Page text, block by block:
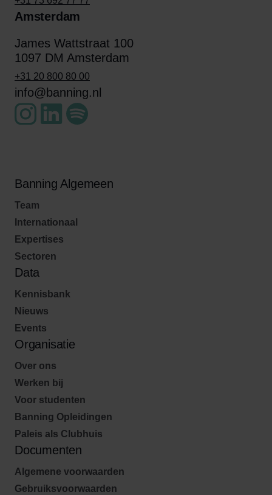
Amsterdam
James Wattstraat 100
1097 DM Amsterdam
+31 20 800 80 00
info@banning.nl
Banning Algemeen
Team
Internationaal
Expertises
Sectoren
Data
Kennisbank
Nieuws
Events
Organisatie
Over ons
Werken bij
Voor studenten
Banning Opleidingen
Paleis als Clubhuis
Documenten
Algemene voorwaarden
Gebruiksvoorwaarden